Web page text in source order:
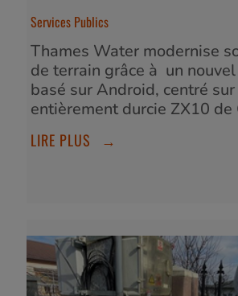
Services Publics
Thames Water modernise
de terrain grâce à un
basé sur Android, centré
entièrement durcie ZX10 de
LIRE PLUS →